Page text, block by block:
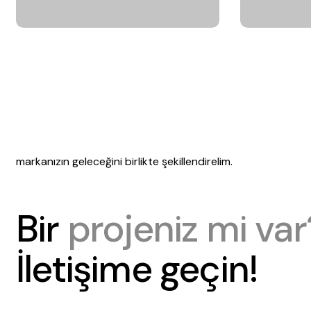
markanızın geleceğini birlikte şekillendirelim.
Bir projeniz mi
İletişime geçin!